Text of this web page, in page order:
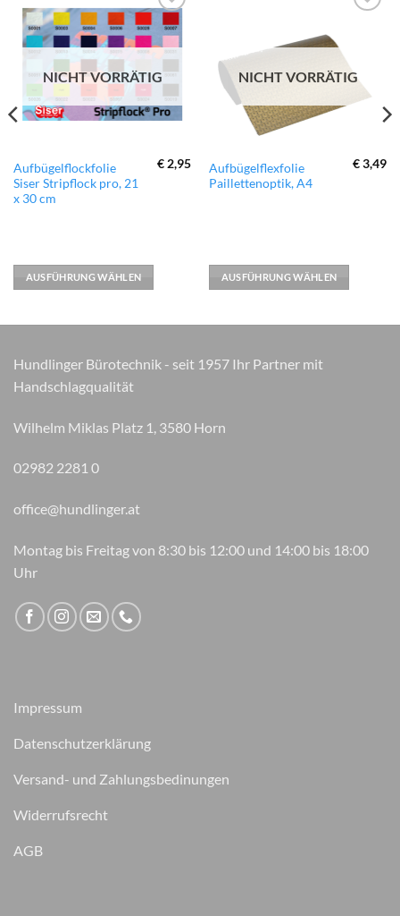
zur
Wunschliste
hinzufügen
NICHT VORRÄTIG
Aufbügelflockfolie
Siser Stripflock pro, 21
x 30 cm
€2,95
AUSFÜHRUNG WÄHLEN
Dieses
Produkt
weist
Die
Produktseite
gewählt
Wunschliste
hinzufügen
NICHT VORRÄTIG
Aufbügelflexfolie
Paillettenoptik, A4
€3,49
AUSFÜHRUNG WÄHLEN
Dieses
Produkt
Die
Produktseite
Hundlinger Bürotechnik - seit 1957 Ihr Partner mit
Handschlagqualität
Wilhelm Miklas Platz 1, 3580 Horn
02982 2281 0
office@hundlinger.at
Montag bis Freitag von 8:30 bis 12:00 und 14:00 bis 18:00
Uhr
Impressum
Datenschutzerklärung
Versand- und Zahlungsbedinungen
Widerrufsrecht
AGB